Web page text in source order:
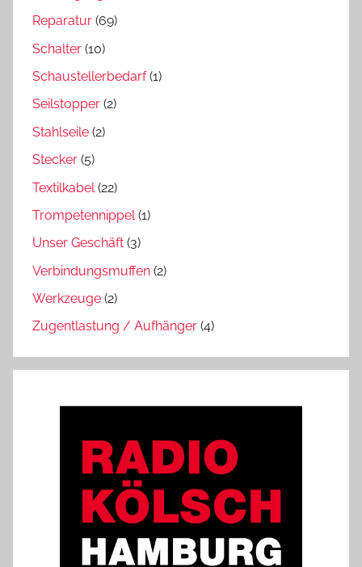
Reparatur (69)
Schalter (10)
Schaustellerbedarf(1)
Seilstopper (2)
Stahlseile (2)
Stecker (5)
Textilkabel (22)
Trompetennippel(1)
Unser Geschäft (3)
Verbindungsmuffen (2)
Werkzeuge (2)
Zugentlastung / Aufhänger (4)